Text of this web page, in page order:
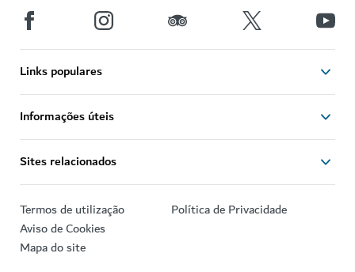
Links populares
Informações úteis
Sites relacionados
Termos de utilização
Política de Privacidade
Aviso de Cookies
Mapa do site